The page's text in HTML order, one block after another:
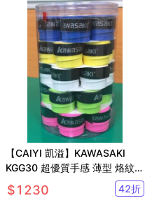
【CAIYI 凱溢】KAWASAKI
KGG30 超優質手感 薄型 烙紋握
把布- 一桶(30顆)
$1230 42折